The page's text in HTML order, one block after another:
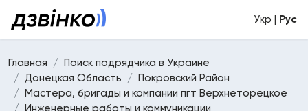
Укр | Рус
Главная
Поиск подрядчика в Украине
Донецкая Область
Покровский Район
Мастера, бригады и компании пгт Верхнеторецкое
Инженерные работы и коммуникации